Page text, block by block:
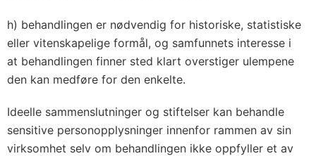
h) behandlingen er nødvendig for historiske, statistiske
eller vitenskapelige formål, og samfunnets interesse i
at behandlingen finner sted klart overstiger ulempene
den kan medføre for den enkelte.
Ideelle sammenslutninger og stiftelser kan behandle
sensitive personopplysninger innenfor rammen av sin
virksomhet selv om behandlingen ikke oppfyller et av